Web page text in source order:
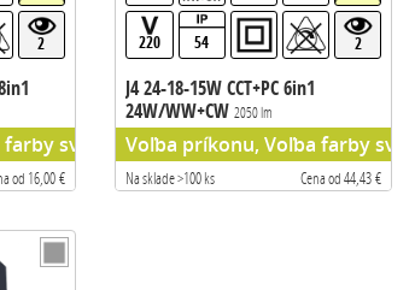
2
svetla
od 16,00 €
220 54 2
J4 24-18-15W CCT+PC 6in1
24W/WW+CW2050 lm
Voľba príkonu, Voľba farby
Na sklade >100 ks Cena od 44,43 €